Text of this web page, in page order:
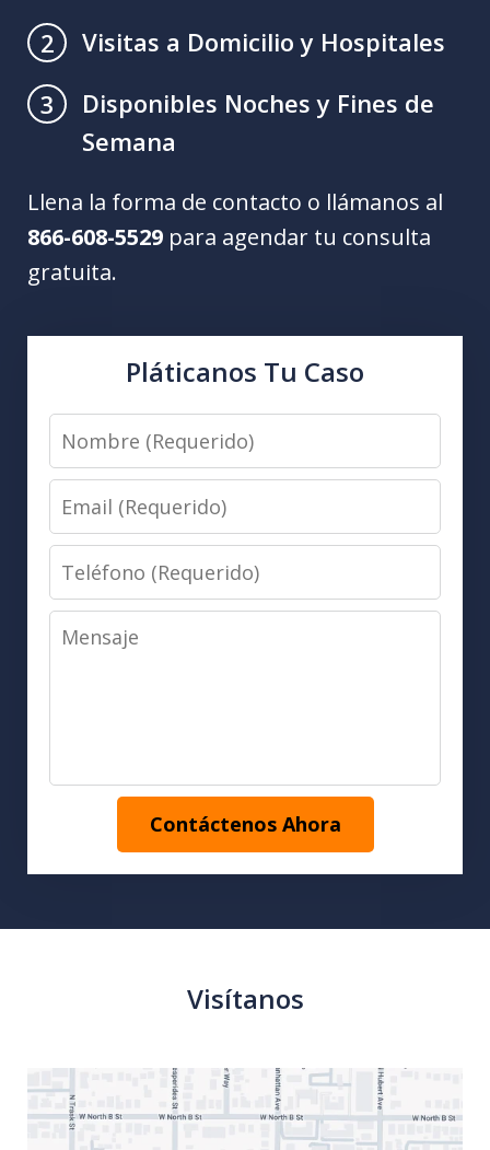
2
Visitas a Domicilio y Hospitales
3
Disponibles Noches y Fines de
Semana
Llena la forma de contacto o llámanos al
866-608-5529 para agendar tu consulta
gratuita.
Pláticanos Tu Caso
Nombre
(Requerido)
Email
(Requerido)
Teléfono
(Requerido)
Mensaje
Contáctenos Ahora
Visítanos